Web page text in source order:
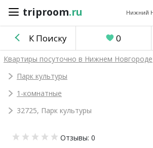
triproom.ru Нижний
triproom .ru
Российский
Войти / Зарегистрироваться
объявление
К Поиску 0
Квартиры посуточно в Нижнем Новгороде
Парк культуры
1-комнатные
32725, Парк культуры
Отзывы: 0